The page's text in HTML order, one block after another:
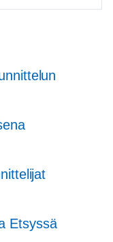
Etsyssä